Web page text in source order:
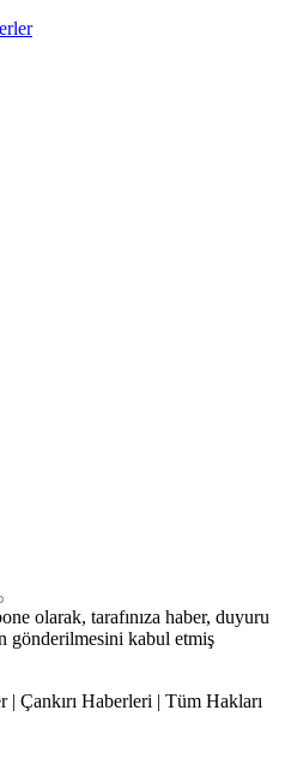
olarak, tarafınıza haber, duyuru
gönderilmesini kabul etmiş
Çankırı Haberleri | Tüm Hakları